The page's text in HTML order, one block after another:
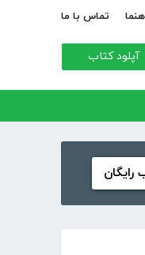
تماس با ما
آپلود کتاب
رایگان